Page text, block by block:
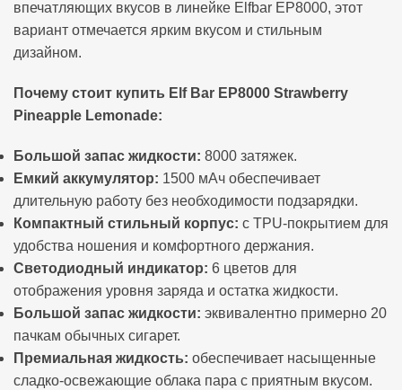
впечатляющих вкусов в линейке Elfbar EP8000, этот
вариант отмечается ярким вкусом и стильным
дизайном.
Почему стоит купить Elf Bar EP8000 Strawberry
Pineapple Lemonade:
Большой запас жидкости: 8000 затяжек.
Емкий аккумулятор: 1500 мАч обеспечивает
длительную работу без необходимости подзарядки.
Компактный стильный корпус: с TPU-покрытием для
удобства ношения и комфортного держания.
Светодиодный индикатор: 6 цветов для
отображения уровня заряда и остатка жидкости.
Большой запас жидкости: эквивалентно примерно 20
пачкам обычных сигарет.
Премиальная жидкость: обеспечивает насыщенные
сладко-освежающие облака пара с приятным вкусом.